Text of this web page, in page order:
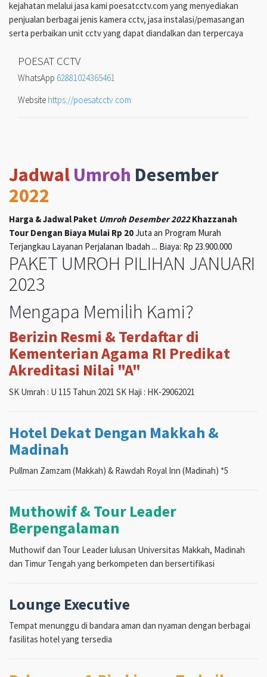
kejahatan melalui jasa kami poesatcctv.com yang menyediakan
penjualan berbagai jenis kamera cctv, jasa instalasi/pemasangan
serta perbaikan unit cctv yang dapat diandalkan dan terpercaya
POESAT CCTV
WhatsApp 62881024365461
Website https://poesatcctv.com
Jadwal Umroh Desember
2022
Harga & Jadwal Paket Umroh Desember 2022Khazzanah
Tour Dengan Biaya Mulai Rp 20Juta an Program Murah
Terjangkau Layanan Perjalanan Ibadah ... Biaya: Rp 23.900.000
PAKET UMROH PILIHAN JANUARI
2023
Mengapa Memilih Kami?
Berizin Resmi & Terdaftar di
Kementerian Agama RI Predikat
Akreditasi Nilai "A"
SK Umrah : U 115 Tahun 2021 SK Haji : HK-29062021
Hotel Dekat Dengan Makkah &
Madinah
Pullman Zamzam (Makkah) & Rawdah Royal Inn (Madinah) *5
Muthowif & Tour Leader
Berpengalaman
Muthowif dan Tour Leader lulusan Universitas Makkah, Madinah
dan Timur Tengah yang berkompeten dan bersertifikasi
Lounge Executive
Tempat menunggu di bandara aman dan nyaman dengan berbagai
fasilitas hotel yang tersedia